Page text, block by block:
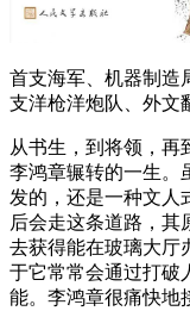
首支海军、机器制造
支洋枪洋炮队、外文
从书生，到将领，再
李鸿章辗转的一生。
发的，还是一种文人
后会走这条道路，其
去获得能在玻璃大厅
于它常常会通过打破
能。李鸿章很痛快地